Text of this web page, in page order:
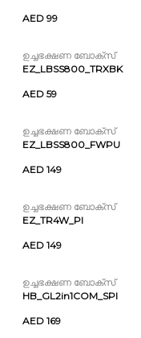
AED 99
ഉച്ചഭക്ഷണ ബോക്സ്
EZ_LBSS800_TRXBK
AED 59
ഉച്ചഭക്ഷണ ബോക്സ്
EZ_LBSS800_FWPU
AED 149
ഉച്ചഭക്ഷണ ബോക്സ്
EZ_TR4W_PI
AED 149
ഉച്ചഭക്ഷണ ബോക്സ്
HB_GL2in1COM_SPI
AED 169